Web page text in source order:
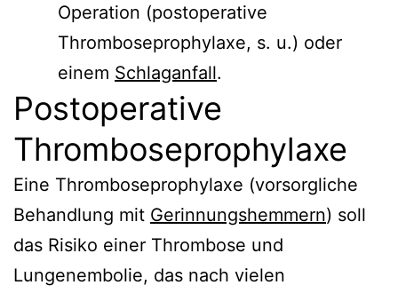
Operation (postoperative
Thromboseprophylaxe, s. u.) oder
einem Schlaganfall.
Postoperative
Thromboseprophylaxe
Eine Thromboseprophylaxe (vorsorgliche
Behandlung mit Gerinnungshemmern) soll
das Risiko einer Thrombose und
Lungenembolie, das nach vielen